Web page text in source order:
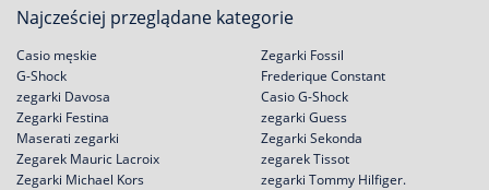
Najcześciej przeglądane kategorie
Casio męskie
G-Shock
zegarki Davosa
Zegarki Festina
Zegarki Fossil
Frederique Constant
Casio G-Shock
zegarki Guess
Maserati zegarki
Zegarek Mauric Lacroix
Zegarki Michael Kors
Zegarki Sekonda
zegarek Tissot
zegarki Tommy Hilfiger.